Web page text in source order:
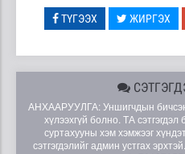
ТҮГЭЭХ ЖИРГЭХ
АНХААРУУЛГА: Уншигчдын бичсэн
хүлээхгүй болно. ТА
суртахууны хэм хэмжээг
сэтгэгдэлийг админ устгах